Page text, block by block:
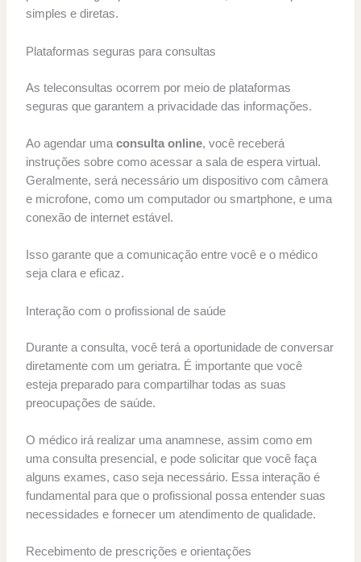
simples e diretas.
Plataformas seguras para consultas
As teleconsultas ocorrem por meio de plataformas
seguras que garantem a privacidade das informações.
Ao agendar uma consulta online, você receberá
instruções sobre como acessar a sala de espera virtual.
Geralmente, será necessário um dispositivo com câmera
e microfone, como um computador ou smartphone, e uma
conexão de internet estável.
Isso garante que a comunicação entre você e o médico
seja clara e eficaz.
Interação com o profissional de saúde
Durante a consulta, você terá a oportunidade de conversar
diretamente com um geriatra. É importante que você
esteja preparado para compartilhar todas as suas
preocupações de saúde.
O médico irá realizar uma anamnese, assim como em
uma consulta presencial, e pode solicitar que você faça
alguns exames, caso seja necessário. Essa interação é
fundamental para que o profissional possa entender suas
necessidades e fornecer um atendimento de qualidade.
Recebimento de prescrições e orientações